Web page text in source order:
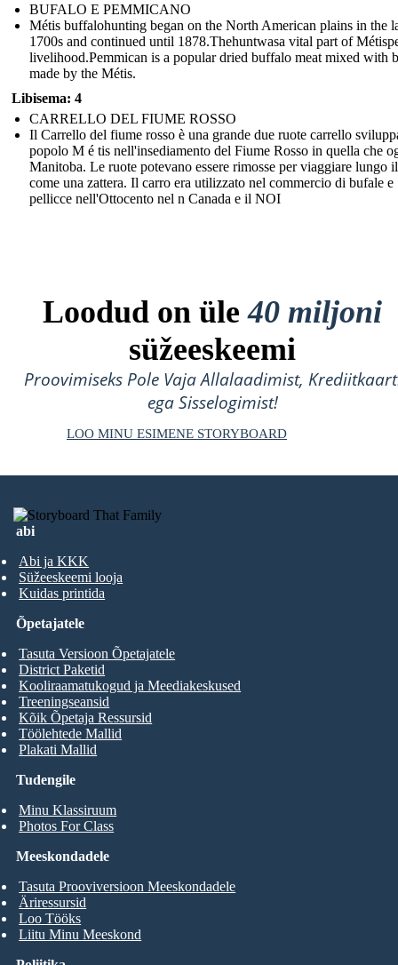
BUFALO E PEMMICANO
Métis buffalohunting began on the North American plains in the
1700s and continued until 1878.Thehuntwasa vital part of
livelihood.Pemmican is a popular dried buffalo meat mixed with
made by the Métis.
Libisema: 4
CARRELLO DEL FIUME ROSSO
Il Carrello del fiume rosso è una grande due ruote carrello
popolo M é tis nell'insediamento del Fiume Rosso in quella che
Manitoba. Le ruote potevano essere rimosse per viaggiare lungo
come una zattera. Il carro era utilizzato nel commercio di bufale e
pellicce nell'Ottocento nel n Canada e il NOI
Loodud on üle40 miljoni
süžeeskeemi
Proovimiseks Pole Vaja Allalaadimist,
ega Sisselogimist!
LOO MINU ESIMENE STORYBOARD
abi
Abi ja KKK
Süžeeskeemi looja
Kuidas printida
Tudengile
Minu Klassiruum
Photos For Class
Õpetajatele
Tasuta Versioon Õpetajatele
District Paketid
Kooliraamatukogud ja Meediakeskused
Treeningseansid
Kõik Õpetaja Ressursid
Töölehtede Mallid
Plakati Mallid
Meeskondadele
Tasuta Prooviversioon Meeskondadele
Äriressursid
Loo Tööks
Liitu Minu Meeskond